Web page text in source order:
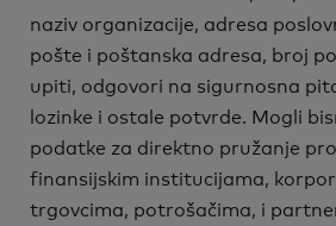
naziv organizacije, adresa
pošte i poštanska adresa, broj
upiti, odgovori na sigurnosna
lozinke i ostale potvrde. Mogli
podatke za direktno pružanje
finansijskim institucijama,
trgovcima, potrošačima, i